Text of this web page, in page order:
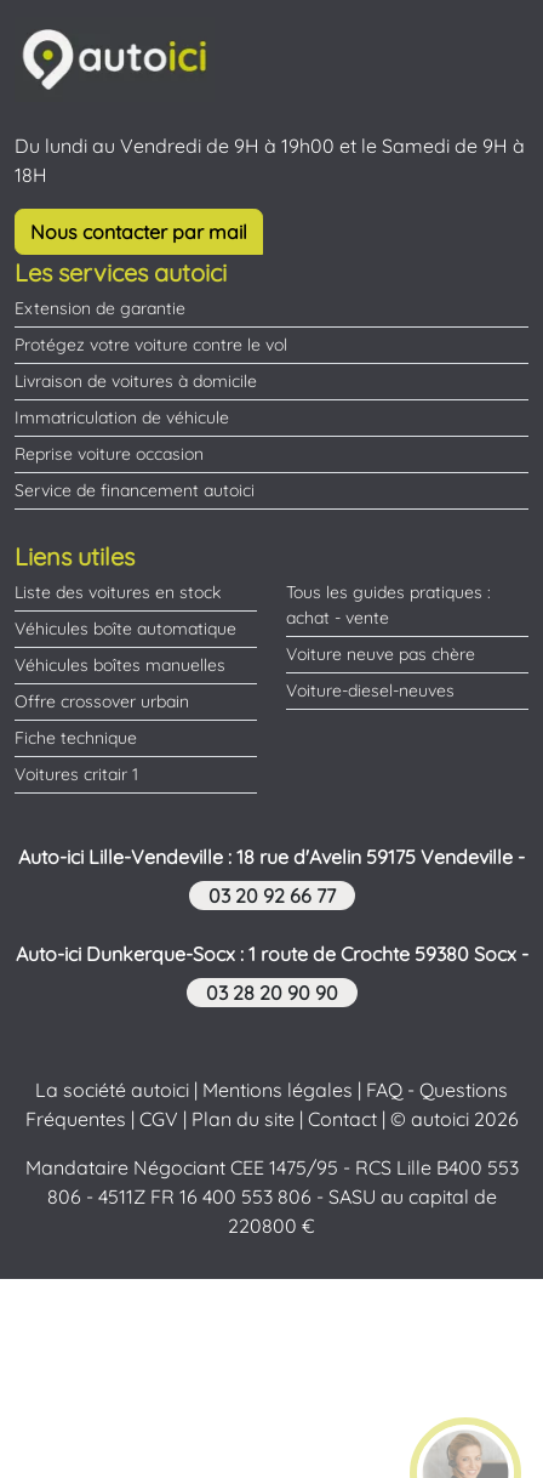
Du lundi au Vendredi de 9H à 19h00 et le Samedi de 9H à
18H
Nous contacter par mail
Les services autoici
Extension de garantie
Protégez votre voiture contre le vol
Livraison de voitures à domicile
Immatriculation de véhicule
Reprise voiture occasion
Service de financement autoici
Liens utiles
Liste des voitures en stock
Véhicules boîte automatique
Véhicules boîtes manuelles
Offre crossover urbain
Fiche technique
Voitures critair 1
Tous les guides pratiques :
achat - vente
Voiture neuve pas chère
Voiture-diesel-neuves
Auto-ici Lille-Vendeville : 18 rue d'Avelin 59175 Vendeville -
03 20 92 66 77
Auto-ici Dunkerque-Socx : 1 route de Crochte 59380 Socx -
03 28 20 90 90
La société autoici | Mentions légales | FAQ - Questions
Fréquentes | CGV | Plan du site| Contact| © autoici 2026
Mandataire Négociant CEE 1475/95 - RCS Lille B400 553
806 - 4511Z FR 16 400 553 806 - SASU au capital de
220800 €